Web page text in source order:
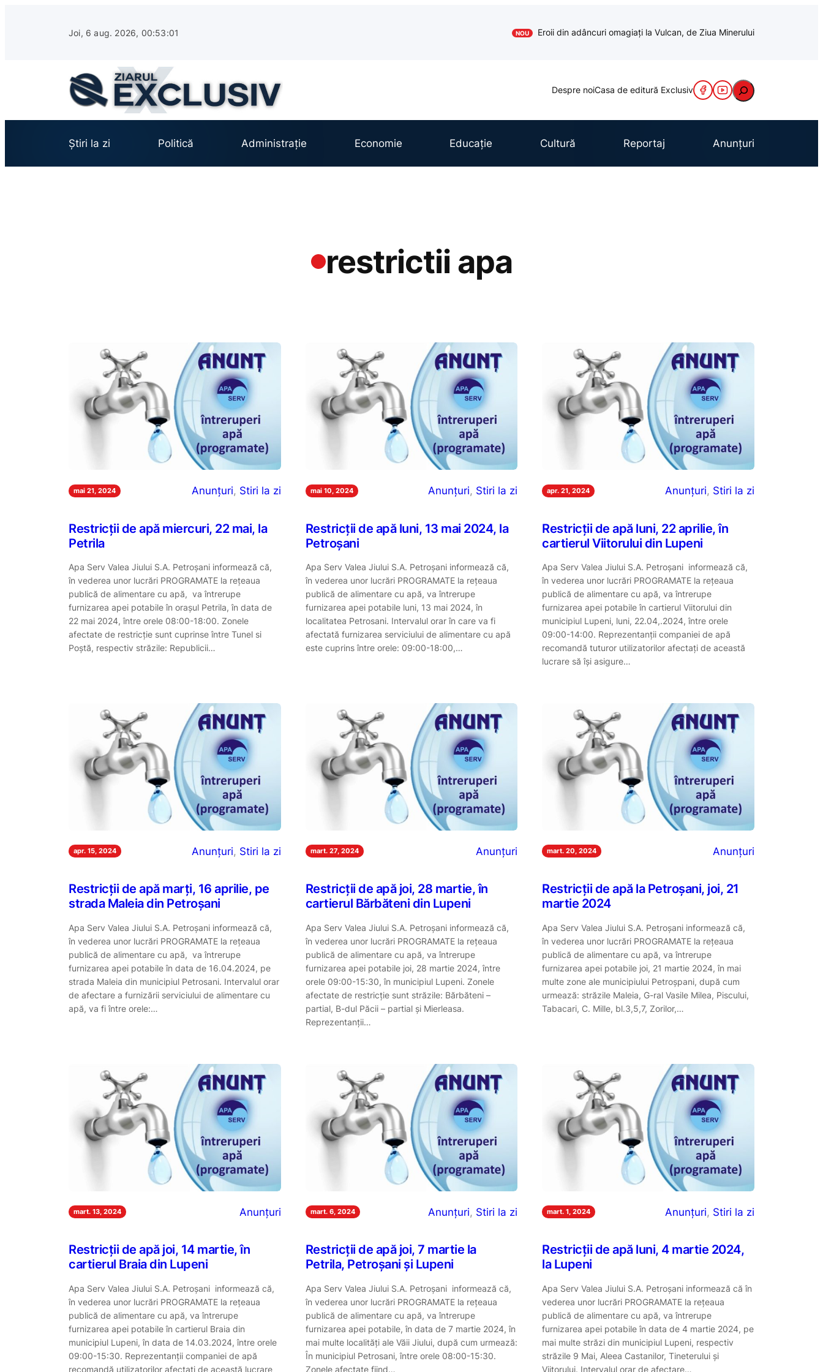
Joi, 6 aug. 2026, 00:53:02 NOU Eroii din adâncuri omagiați la Vulcan, de Ziua Minerului
Despre noiCasa de editură Exclusiv Caută
Știri la zi Politică Administrație Economie Educație Cultură Reportaj Anunțuri
restrictii apa
mai 21, 2024 Anunțuri, Stiri la zi
Restricții de apă miercuri, 22 mai, la
Petrila
Apa Serv Valea Jiului S.A. Petroşani informează că,
în vederea unor lucrări PROGRAMATE la reţeaua
publică de alimentare cu apă, va întrerupe
furnizarea apei potabile în orașul Petrila, în data de
22 mai 2024, între orele 08:00-18:00. Zonele
afectate de restricție sunt cuprinse între Tunel si
Poștă, respectiv străzile: Republicii…
mai 10, 2024 Anunțuri, Stiri la zi
Restricții de apă luni, 13 mai 2024, la
Petroșani
Apa Serv Valea Jiului S.A. Petroşani informează că,
în vederea unor lucrări PROGRAMATE la reţeaua
publică de alimentare cu apă, va întrerupe
furnizarea apei potabile luni, 13 mai 2024, în
localitatea Petrosani. Intervalul orar în care va fi
afectată furnizarea serviciului de alimentare cu apă
este cuprins între orele: 09:00-18:00,…
apr. 21, 2024 Anunțuri, Stiri la zi
Restricții de apă luni, 22 aprilie, în
cartierul Viitorului din Lupeni
Apa Serv Valea Jiului S.A. Petroşani informează că,
în vederea unor lucrări PROGRAMATE la reţeaua
publică de alimentare cu apă, va întrerupe
furnizarea apei potabile în cartierul Viitorului din
municipiul Lupeni, luni, 22.04,.2024, între orele
09:00-14:00. Reprezentanții companiei de apă
recomandă tuturor utilizatorilor afectaţi de această
lucrare să îşi asigure…
apr. 15, 2024 Anunțuri, Stiri la zi
Restricții de apă marți, 16 aprilie, pe
strada Maleia din Petroșani
Apa Serv Valea Jiului S.A. Petroşani informează că,
în vederea unor lucrări PROGRAMATE la reţeaua
publică de alimentare cu apă, va întrerupe
furnizarea apei potabile în data de 16.04.2024, pe
strada Maleia din municipiul Petrosani. Intervalul orar
de afectare a furnizării serviciului de alimentare cu
apă, va fi între orele:…
mart. 27, 2024 Anunțuri
Restricții de apă joi, 28 martie, în
cartierul Bărbăteni din Lupeni
Apa Serv Valea Jiului S.A. Petroşani informează că,
în vederea unor lucrări PROGRAMATE la reţeaua
publică de alimentare cu apă, va întrerupe
furnizarea apei potabile joi, 28 martie 2024, între
orele 09:00-15:30, în municipiul Lupeni. Zonele
afectate de restricție sunt străzile: Bărbăteni –
partial, B-dul Păcii – partial și Mierleasa.
Reprezentanții…
mart. 20, 2024 Anunțuri
Restricții de apă la Petroșani, joi, 21
martie 2024
Apa Serv Valea Jiului S.A. Petroşani informează că,
în vederea unor lucrări PROGRAMATE la reţeaua
publică de alimentare cu apă, va întrerupe
furnizarea apei potabile joi, 21 martie 2024, în mai
multe zone ale municipiului Petroșpani, după cum
urmează: străzile Maleia, G-ral Vasile Milea, Piscului,
Tabacari, C. Mille, bl.3,5,7, Zorilor,…
mart. 13, 2024 Anunțuri
Restricții de apă joi, 14 martie, în
cartierul Braia din Lupeni
Apa Serv Valea Jiului S.A. Petroşani informează că,
în vederea unor lucrări PROGRAMATE la reţeaua
publică de alimentare cu apă, va întrerupe
furnizarea apei potabile în cartierul Braia din
municipiul Lupeni, în data de 14.03.2024, între orele
09:00-15:30. Reprezentanții companiei de apă
recomandă utilizatorilor afectaţi de această lucrare
mart. 6, 2024 Anunțuri, Stiri la zi
Restricții de apă joi, 7 martie la
Petrila, Petroșani și Lupeni
Apa Serv Valea Jiului S.A. Petroşani informează că,
în vederea unor lucrări PROGRAMATE la reţeaua
publică de alimentare cu apă, va întrerupe
furnizarea apei potabile, în data de 7 martie 2024, în
mai multe localități ale Văii Jiului, după cum urmează:
În municipiul Petrosani, între orele 08:00-15:30.
Zonele afectate fiind…
mart. 1, 2024 Anunțuri, Stiri la zi
Restricții de apă luni, 4 martie 2024,
la Lupeni
Apa Serv Valea Jiului S.A. Petroşani informează că în
vederea unor lucrări PROGRAMATE la reţeaua
publică de alimentare cu apă, va întrerupe
furnizarea apei potabile în data de 4 martie 2024, pe
mai multe străzi din municipiul Lupeni, respectiv
străzile 9 Mai, Aleea Castanilor, Tineterului și
Viitorului. Intervalul orar de afectare…